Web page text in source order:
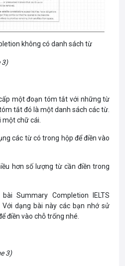
không có danh sách từ
3)
một đoạn tóm tắt với những từ
tắt đó là một danh sách các từ.
một chữ cái.
các từ có trong hộp để điền vào
hơn số lượng từ cần điền trong
Summary Completion IELTS
Với dạng bài này các bạn nhớ sử
điền vào chỗ trống nhé.
3)